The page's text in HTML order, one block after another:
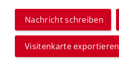
Nachricht schreiben
Visitenkarte exportieren